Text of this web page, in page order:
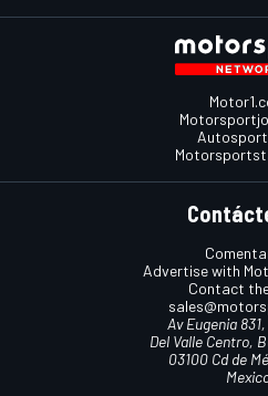
Advertise with
Contact
Av Eugenia
Del Valle Centro,
03100 Cd de